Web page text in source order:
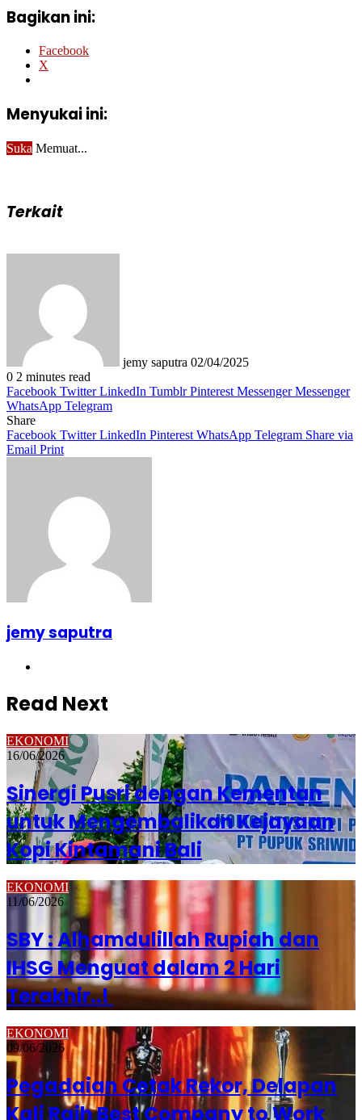
Bagikan ini:
Facebook
X
Menyukai ini:
Suka Memuat...
Terkait
jemy saputra 02/04/2025
0 2 minutes read
Facebook Twitter LinkedIn Tumblr Pinterest Messenger Messenger
WhatsApp Telegram
Share
Facebook Twitter LinkedIn Pinterest WhatsApp Telegram Share via
Email Print
jemy saputra
Read Next
EKONOMI
16/06/2026
Sinergi Pusri dengan Kementan
untuk Mengembalikan Kejayaan
Kopi Kintamani Bali
EKONOMI
11/06/2026
SBY : Alhamdulillah Rupiah dan
IHSG Menguat dalam 2 Hari
Terakhir..!
EKONOMI
09/06/2026
Pegadaian Cetak Rekor, Delapan
Kali Raih Best Company to Work